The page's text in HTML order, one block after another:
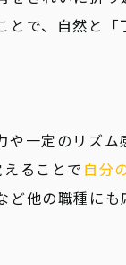
で、自然と
一定のリズム
ることで 自分
他の職種にも